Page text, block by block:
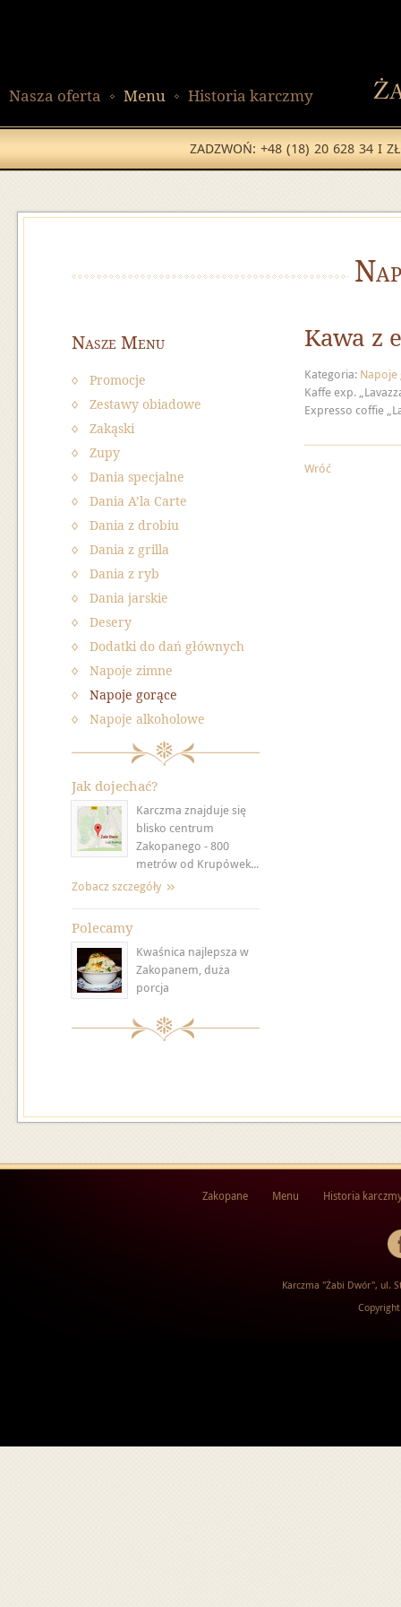
Nasza oferta Menu Historia karczmy
ZADZWOŃ: +48 (18) 20 628 34 I
Kawa z
Kategoria: Napoje
Kaffe exp.
Expresso coffie
Wróć
Nasze Menu
Promocje
Zestawy obiadowe
Zakąski
Zupy
Dania specjalne
Dania A’la Carte
Dania z drobiu
Dania z grilla
Dania z ryb
Dania jarskie
Desery
Dodatki do dań głównych
Napoje zimne
Napoje gorące
Napoje alkoholowe
Jak dojechać?
Karczma znajduje się
blisko centrum
Zakopanego - 800
metrów od Krupówek...
Zobacz szczegóły
Polecamy
Kwaśnica najlepsza w
Zakopanem, duża
porcja
Zakopane Menu Historia
Karczma "Żabi Dwór", ul.